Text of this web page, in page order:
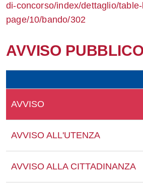
di-concorso/index/dettaglio/
page/10/bando/302
AVVISO PUBBLICO
AVVISO
AVVISO ALL'UTENZA
AVVISO ALLA CITTADINANZA